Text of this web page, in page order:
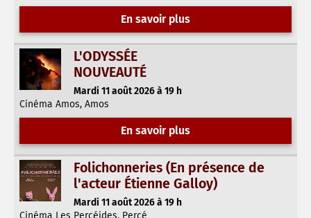
En savoir plus
L'ODYSSÉE
NOUVEAUTÉ
Mardi 11 août 2026 à 19 h
Cinéma Amos, Amos
En savoir plus
Folichonneries (En présence de
l'acteur Étienne Galloy)
Mardi 11 août 2026 à 19 h
Cinéma Les Percéides, Percé